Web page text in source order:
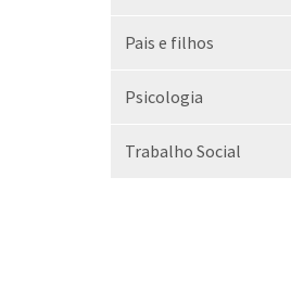
Pais e filhos
Psicologia
Trabalho Social